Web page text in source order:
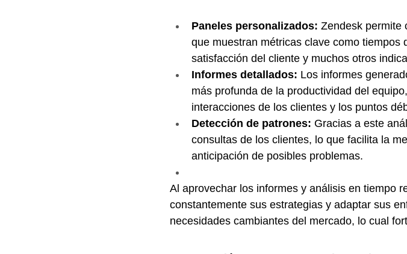
Paneles personalizados: Zendesk permite
que muestran métricas clave como
satisfacción del cliente y muchos otros
Informes detallados: Los informes
más profunda de la productividad del
interacciones de los clientes y los puntos
Detección de patrones: Gracias a este
consultas de los clientes, lo que facilita la
anticipación de posibles problemas.
Al aprovechar los informes y análisis en tiempo
constantemente sus estrategias y adaptar sus
necesidades cambiantes del mercado, lo cual